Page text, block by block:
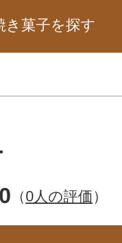
き菓子を探す
（0人の評価）